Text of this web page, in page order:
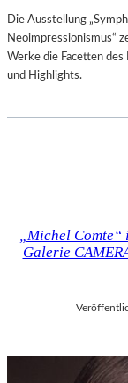
Die Ausstellung
Neoimpressionismus“
Werke die Facetten
und Highlights.
„Michel
Galerie